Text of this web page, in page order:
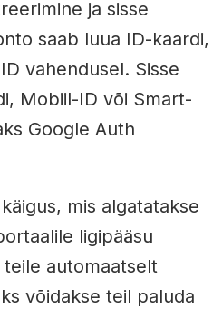
ja sisse
saab luua ID-kaardi,
vahendusel. Sisse
Mobiil-ID või Smart-
Google Auth
mis algatatakse
ligipääsu
automaatselt
võidakse teil paluda